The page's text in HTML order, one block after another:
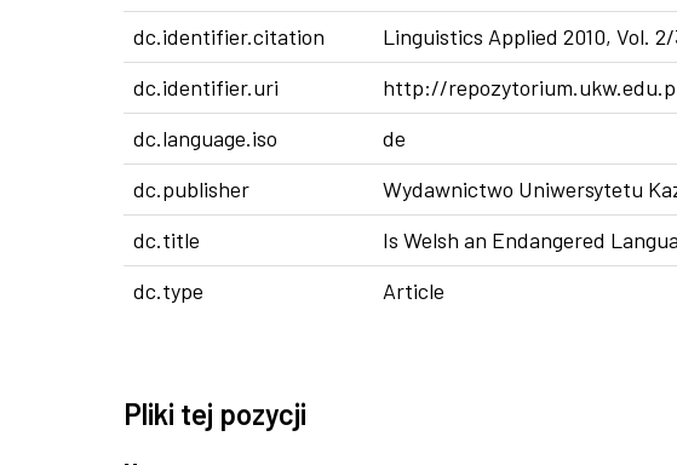
dc.identifier.citation
Linguistics Applied 2010, Vol.
dc.identifier.uri
http://
dc.language.iso
de
dc.publisher
Wydawnictwo Uniwersytetu
dc.title
Is Welsh an Endangered
dc.type
Article
Pliki tej pozycji